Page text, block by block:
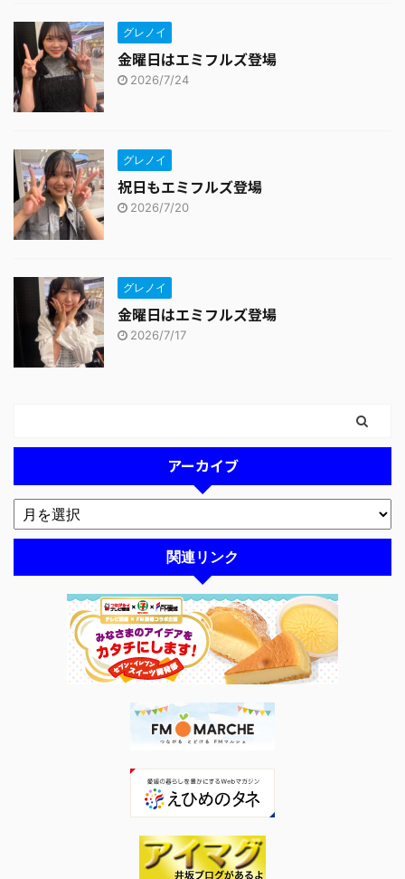
グレノイ
金曜日はエミフルズ登場
2026/7/24
グレノイ
祝日もエミフルズ登場
2026/7/20
グレノイ
金曜日はエミフルズ登場
2026/7/17
アーカイブ
関連リンク